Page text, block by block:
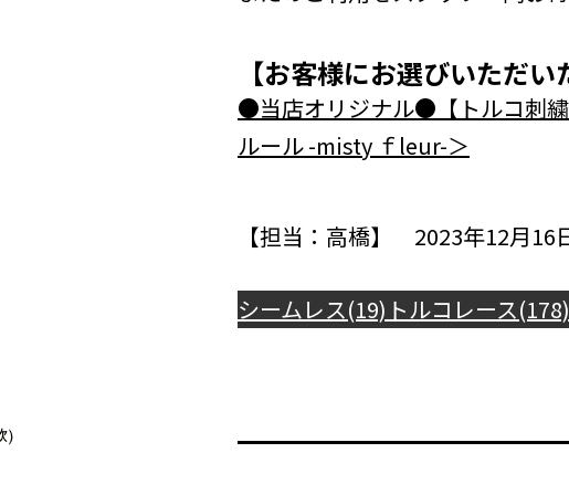
【お客様にお選びいただい
●当店オリジナル●【トルコ刺
ルール -misty ｆleur-＞
【担当：高橋】 2023年12月16
シームレス(19) トルコレース(178)